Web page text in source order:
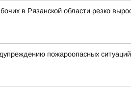
в Рязанской области резко
пожароопасных ситуаций